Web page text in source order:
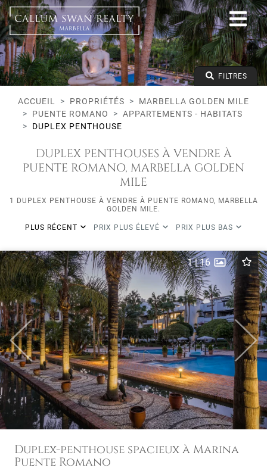
Tous les modes de vie
Marbella Golden Mile
Puente Romano
Tous les types
Prix à partir de
Prix jusqu'à
Lits minimums FILTRES
ACCUEIL PROPRIÉTÉS
MARBELLA GOLDEN MILE
PUENTE ROMANO
APPARTEMENTS - HABITATS
DUPLEX PENTHOUSE
DUPLEX PENTHOUSES À VENDRE À
PUENTE ROMANO, MARBELLA GOLDEN
MILE
1 DUPLEX PENTHOUSE À VENDRE À PUENTE ROMANO, MARBELLA
GOLDEN MILE.
PLUS RÉCENT PRIX PLUS ÉLEVÉ PRIX PLUS BAS
Previous Next
1|16
Duplex-penthouse spacieux à Marina
Puente Romano